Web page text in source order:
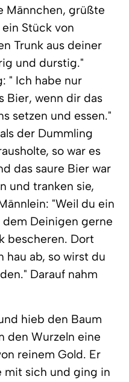
Männchen, grüßte
Stück von
Trunk aus deiner
und durstig."
" Ich habe nur
Bier, wenn dir das
setzen und essen."
der Dummling
so war es
das saure Bier war
und tranken sie,
"Weil du ein
Deinigen gerne
bescheren. Dort
hau ab, so wirst du
Darauf nahm
hieb den Baum
den Wurzeln eine
reinem Gold. Er
mit sich und ging in